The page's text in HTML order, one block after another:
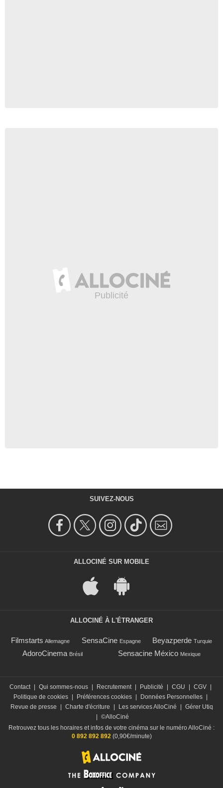
SUIVEZ-NOUS
ALLOCINÉ SUR MOBILE
ALLOCINÉ À L'ÉTRANGER
Filmstarts Allemagne SensaCine Espagne Beyazperde Turquie
AdoroCinema Brésil Sensacine México Mexique
Contact | Qui sommes-nous | Recrutement | Publicité | CGU | CGV |
Politique de cookies | Préférences cookies | Données Personnelles |
Revue de presse
| Charte d'écriture | Les services AlloCiné | Gérer Utiq
| ©AlloCiné
Retrouvez tous les horaires et infos de votre cinéma sur le numéro AlloCiné :
0 892 892 892 (0,90€/minute)